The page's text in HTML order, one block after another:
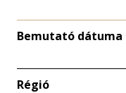
Bemutató dátuma
Régió